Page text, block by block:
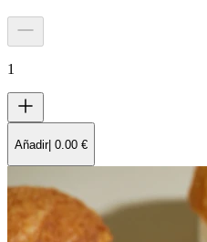
1
Añadir| 0.00 €